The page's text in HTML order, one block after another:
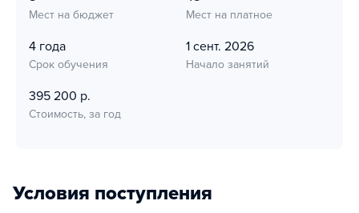
Мест на бюджет Мест на платное
4 года
Срок обучения
1 сент. 2026
Начало занятий
395 200 р.
Стоимость, за год
Условия поступления